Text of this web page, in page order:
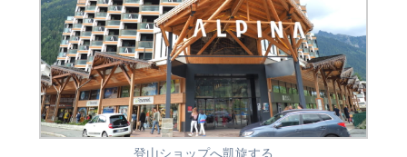
登山ショップへ凱旋する